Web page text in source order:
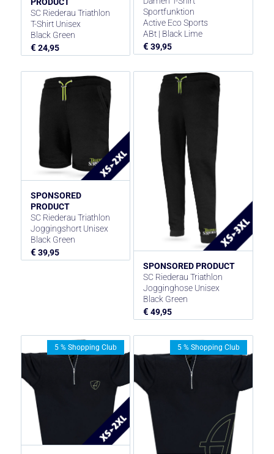
SC Riederau Triathlon
T-Shirt Unisex
Black Green
€ 24,95
Sportfunktion
Active Eco Sports
ABt | Black Lime
€ 39,95
SPONSORED
PRODUCT
SC Riederau Triathlon
Joggingshort Unisex
Black Green
€ 39,95
SPONSORED PRODUCT
SC Riederau Triathlon
Jogginghose Unisex
Black Green
€ 49,95
5 % Shopping Club 5 % Shopping Club